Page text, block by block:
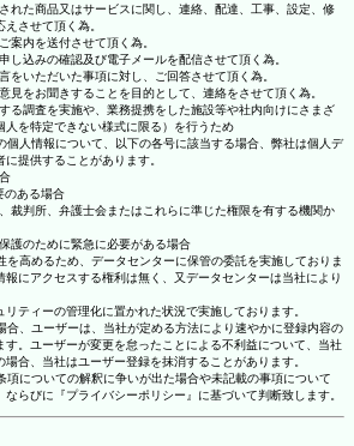
れた商品又はサービスに関し、連絡、配達、工事、設定、修
させて頂く為。
案内を送付させて頂く為。
し込みの確認及び電子メールを配信させて頂く為。
をいただいた事項に対し、ご回答させて頂く為。
見をお聞きすることを目的として、連絡をさせて頂く為。
る調査を実施や、業務提携をした施設等や社内向けにさまざ
人を特定できない様式に限る）を行うため
個人情報について、以下の各号に該当する場合、弊社は個人デ
提供することがあります。
のある場合
裁判所、弁護士会またはこれらに準じた権限を有する機関か
護のために緊急に必要がある場合
を高めるため、データセンターに保管の委託を実施しておりま
にアクセスする権利は無く、又データセンターは当社により
ティーの管理化に置かれた状況で実施しております。
合、ユーザーは、当社が定める方法により速やかに登録内容の
す。ユーザーが変更を怠ったことによる不利益について、当社
合、当社はユーザー登録を抹消することがあります。
項についての解釈に争いが出た場合や未記載の事項について
らびに『プライバシーポリシー』に基づいて判断致します。